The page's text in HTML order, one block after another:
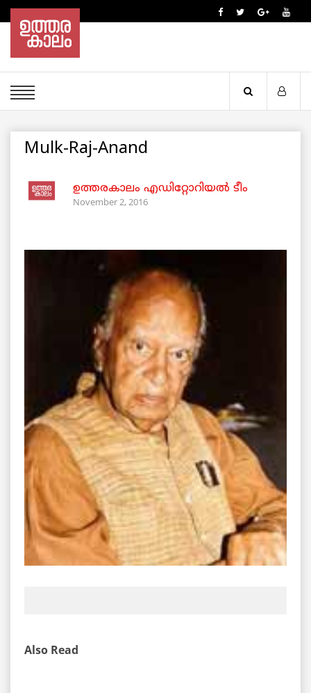
Mulk-Raj-Anand
ഉത്തരകാലം എഡിറ്റോറിയല്‍ ടീം
November 2, 2016
Also Read